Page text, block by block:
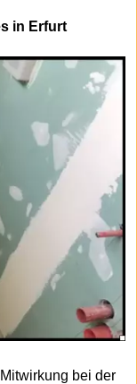
in Erfurt
bei der